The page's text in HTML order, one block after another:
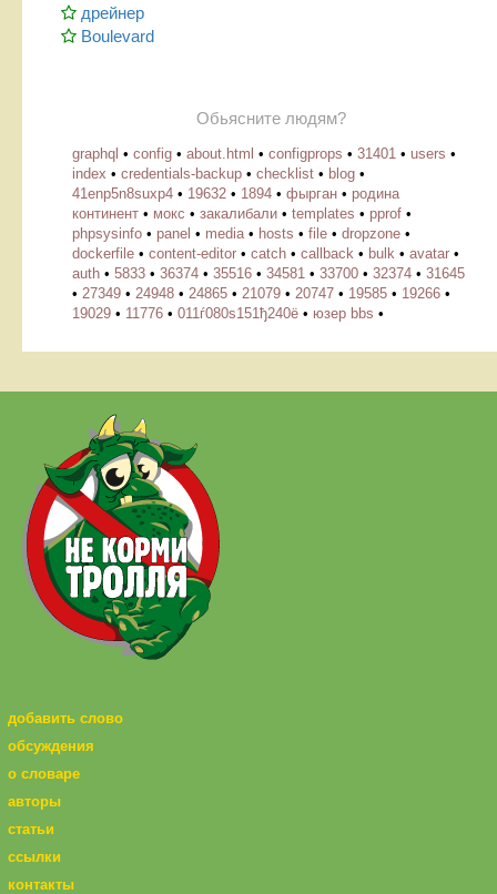
дрейнер
Boulevard
Обьясните людям?
graphql • config • about.html • configprops • 31401 • users •
index • credentials-backup • checklist • blog •
41enp5n8suxp4 • 19632 • 1894 • фырган • родина
континент • мокс • закалибали • templates • pprof •
phpsysinfo • panel • media • hosts • file • dropzone •
dockerfile • content-editor • catch • callback • bulk • avatar •
auth • 5833 • 36374 • 35516 • 34581 • 33700 • 32374 • 31645
• 27349 • 24948 • 24865 • 21079 • 20747 • 19585 • 19266 •
19029 • 11776 • 011ѓ080ѕ151ђ240ё • юзер bbs •
добавить слово
обсуждения
о словаре
авторы
статьи
ссылки
контакты